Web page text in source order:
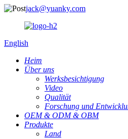
jack@yuanky.com
English
Heim
Über uns
Werksbesichtigung
Video
Qualität
Forschung und
OEM & ODM & OBM
Produkte
Land